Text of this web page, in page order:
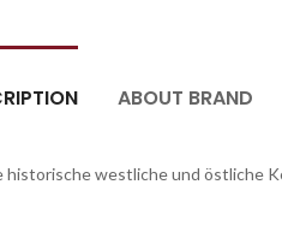
ABOUT BRAND
westliche und